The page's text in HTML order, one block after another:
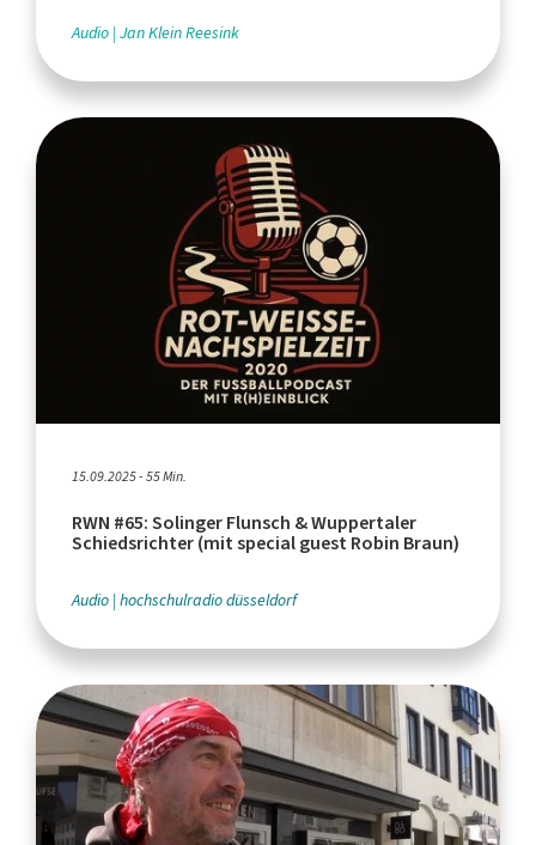
Audio Jan Klein Reesink
15.09.2025 - 55 Min.
RWN #65: Solinger Flunsch & Wuppertaler
Schiedsrichter (mit special guest Robin Braun)
Audio hochschulradio düsseldorf